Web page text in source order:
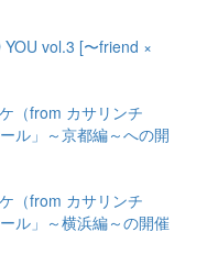
vol.3 [〜friend ×
（from カサリンチ
ル」～京都編～への開
（from カサリンチ
ル」～横浜編～の開催